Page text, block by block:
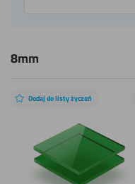
8mm
Dodaj do listy życzeń